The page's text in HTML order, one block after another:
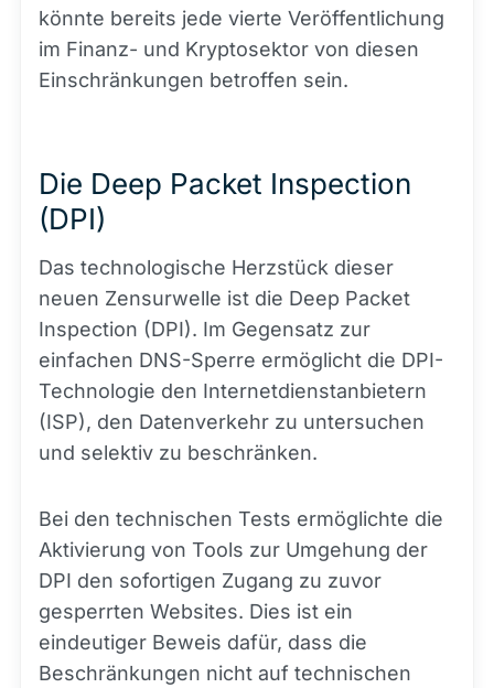
könnte bereits jede vierte Veröffentlichung
im Finanz- und Kryptosektor von diesen
Einschränkungen betroffen sein.
Die Deep Packet Inspection
(DPI)
Das technologische Herzstück dieser
neuen Zensurwelle ist die Deep Packet
Inspection (DPI). Im Gegensatz zur
einfachen DNS-Sperre ermöglicht die DPI-
Technologie den Internetdienstanbietern
(ISP), den Datenverkehr zu untersuchen
und selektiv zu beschränken.
Bei den technischen Tests ermöglichte die
Aktivierung von Tools zur Umgehung der
DPI den sofortigen Zugang zu zuvor
gesperrten Websites. Dies ist ein
eindeutiger Beweis dafür, dass die
Beschränkungen nicht auf technischen